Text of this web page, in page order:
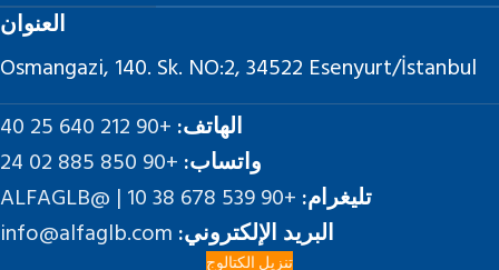
العنوان
Osmangazi, 140. Sk. NO:2, 34522 Esenyurt/İstanbul
الهاتف: +90 212 640 25 40
واتساب: +90 850 885 02 24
تليغرام: +90 539 678 38 10 | @ALFAGLB
البريد الإلكتروني: info@alfaglb.com
تنزيل الكتالوج